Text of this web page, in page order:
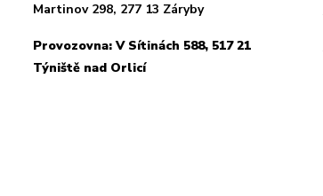
Martinov 298, 277 13 Záryby
Provozovna: V Sítinách 588, 517 21
Týniště nad Orlicí